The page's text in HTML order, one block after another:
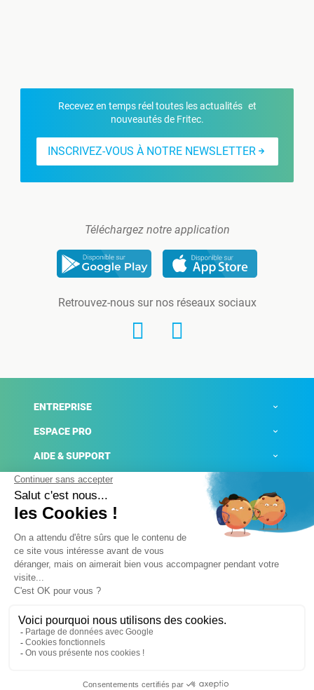
Recevez en temps réel toutes les actualités et
nouveautés de Fritec.
INSCRIVEZ-VOUS À NOTRE NEWSLETTER
Téléchargez notre application
Retrouvez-nous sur nos réseaux sociaux
ENTREPRISE
ESPACE PRO
AIDE & SUPPORT
ACTUALITÉS
Mentions légales
Conditions générales de ventes
Plateforme de signalement